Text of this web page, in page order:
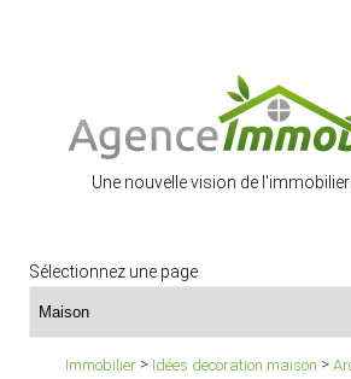
Une nouvelle vision de
Sélectionnez une page
Immobilier > Idées decoration maison >